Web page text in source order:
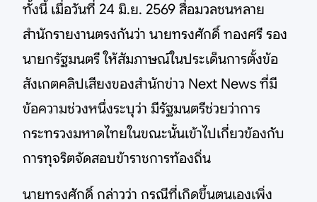
ทั้งนี้ เมื่อวันที่ 24 มิ.ย. 2569 สื่อมวลชนหลาย
สำนักรายงานตรงกันว่า นายทรงศักดิ์​ ทองศรี​ รอง
นายกรัฐมนตรี​ ให้สัมภาษณ์ในประเด็นการตั้งข้อ
สังเกตคลิปเสียงของสำนักข่าว Next News ที่มี
ข้อความช่วงหนึ่งระบุว่า มีรัฐมนตรีช่วยว่าการ
กระทรวงมหาดไทยในขณะนั้นเข้าไปเกี่ยวข้องกับ
การทุจริตจัดสอบข้าราชการท้องถิ่น
นายทรงศักดิ์ กล่าวว่า กรณีที่เกิดขึ้นตนเองเพิ่ง